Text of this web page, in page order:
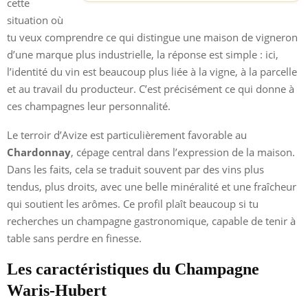
situation où
tu veux comprendre ce qui distingue une maison de vigneron
d’une marque plus industrielle, la réponse est simple : ici,
l’identité du vin est beaucoup plus liée à la vigne, à la parcelle
et au travail du producteur. C’est précisément ce qui donne à
ces champagnes leur personnalité.
Le terroir d’Avize est particulièrement favorable au
Chardonnay, cépage central dans l’expression de la maison.
Dans les faits, cela se traduit souvent par des vins plus
tendus, plus droits, avec une belle minéralité et une fraîcheur
qui soutient les arômes. Ce profil plaît beaucoup si tu
recherches un champagne gastronomique, capable de tenir à
table sans perdre en finesse.
Les caractéristiques du Champagne
Waris-Hubert